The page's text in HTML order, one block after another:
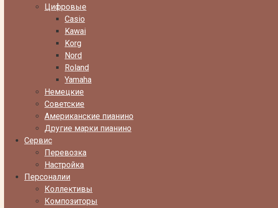
Цифровые
Casio
Kawai
Korg
Nord
Roland
Yamaha
Немецкие
Советские
Американские пианино
Другие марки пианино
Сервис
Перевозка
Настройка
Персоналии
Коллективы
Композиторы